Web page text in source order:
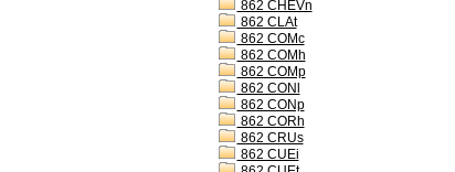
862 CHEVn
862 CLAt
862 COMc
862 COMh
862 COMp
862 CONl
862 CONp
862 CORh
862 CRUs
862 CUEi